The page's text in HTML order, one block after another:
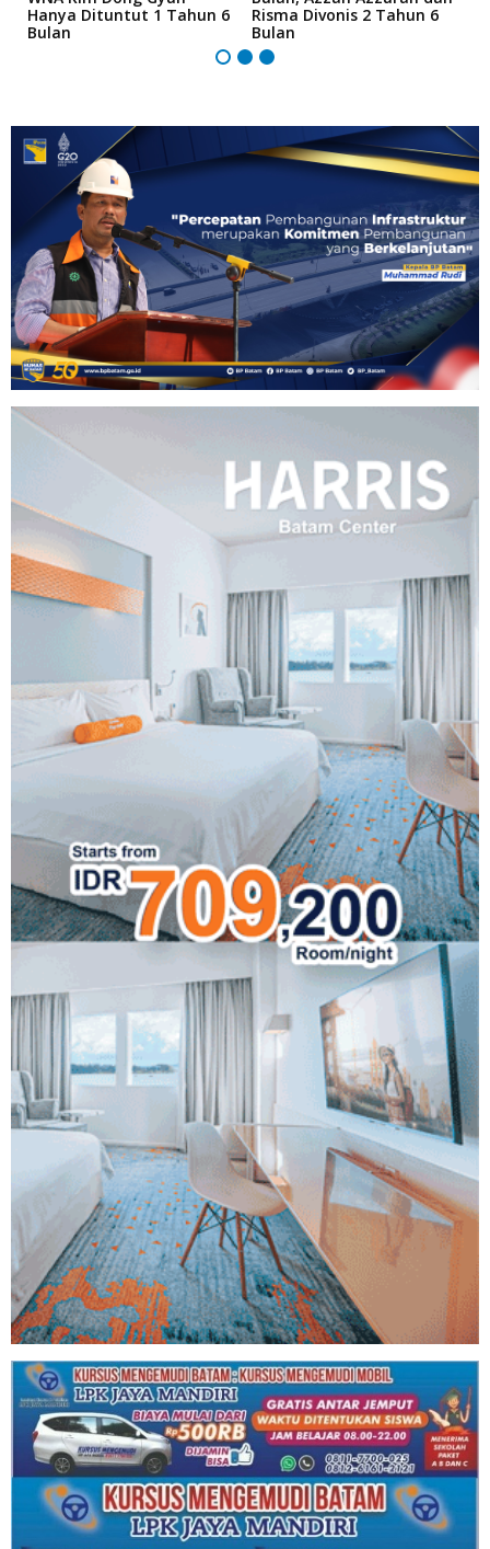
Hanya Dituntut 1 Tahun 6
Bulan
Risma Divonis 2 Tahun 6
Bulan